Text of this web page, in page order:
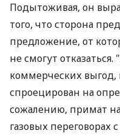
Подытоживая, он
того, что сторона
предложение, от
не смогут
коммерческих
спроецирован на
сожалению, примат
газовых переговорах